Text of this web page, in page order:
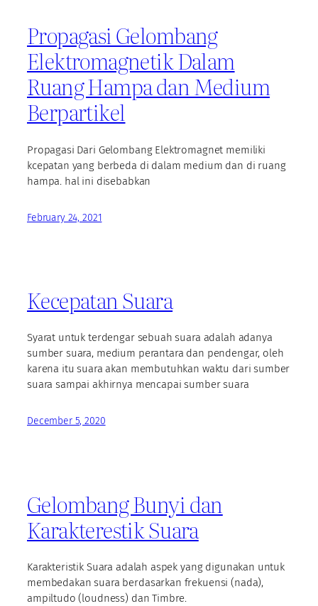
Propagasi Gelombang
Elektromagnetik Dalam
Ruang Hampa dan Medium
Berpartikel
Propagasi Dari Gelombang Elektromagnet memiliki
kcepatan yang berbeda di dalam medium dan di ruang
hampa. hal ini disebabkan
February 24, 2021
Kecepatan Suara
Syarat untuk terdengar sebuah suara adalah adanya
sumber suara, medium perantara dan pendengar, oleh
karena itu suara akan membutuhkan waktu dari sumber
suara sampai akhirnya mencapai sumber suara
December 5, 2020
Gelombang Bunyi dan
Karakterestik Suara
Karakteristik Suara adalah aspek yang digunakan untuk
membedakan suara berdasarkan frekuensi (nada),
ampiltudo (loudness) dan Timbre.